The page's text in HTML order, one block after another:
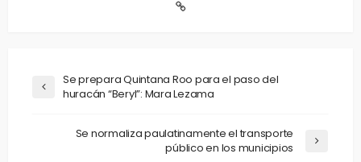
Se prepara Quintana Roo para el paso del
huracán “Beryl”: Mara Lezama
Se normaliza paulatinamente el transporte
público en los municipios